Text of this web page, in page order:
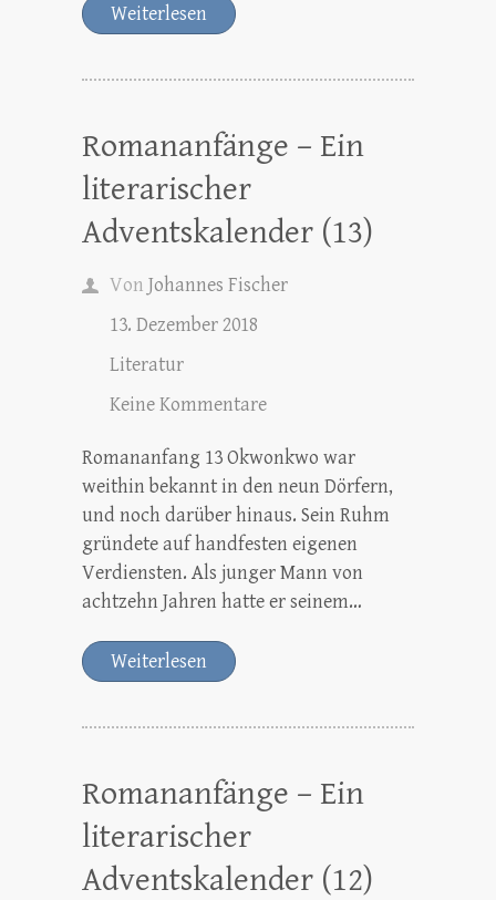
Weiterlesen
Romananfänge – Ein
literarischer
Adventskalender (13)
Von Johannes Fischer
13. Dezember 2018
Literatur
Keine Kommentare
Romananfang 13 Okwonkwo war
weithin bekannt in den neun Dörfern,
und noch darüber hinaus. Sein Ruhm
gründete auf handfesten eigenen
Verdiensten. Als junger Mann von
achtzehn Jahren hatte er seinem…
Weiterlesen
Romananfänge – Ein
literarischer
Adventskalender (12)